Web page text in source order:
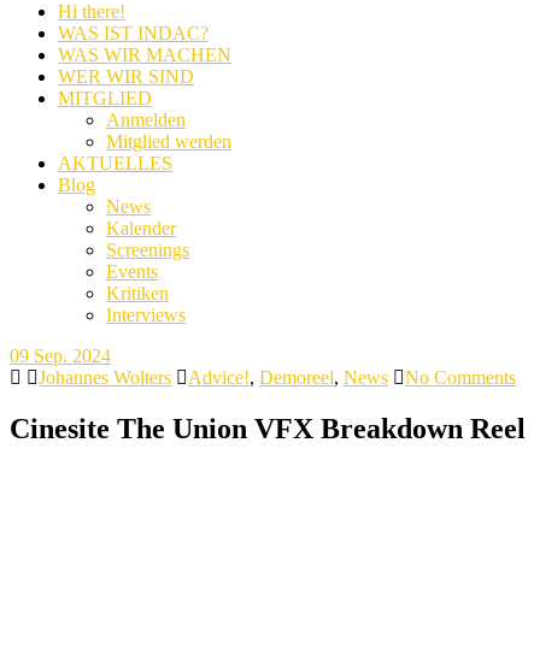
Hi there!
WAS IST INDAC?
WAS WIR MACHEN
WER WIR SIND
MITGLIED
Anmelden
Mitglied werden
AKTUELLES
Blog
News
Kalender
Screenings
Events
Kritiken
Interviews
09 Sep. 2024
Johannes Wolters
Advice!, Demoreel, News No Comments
Cinesite The Union VFX Breakdown Reel